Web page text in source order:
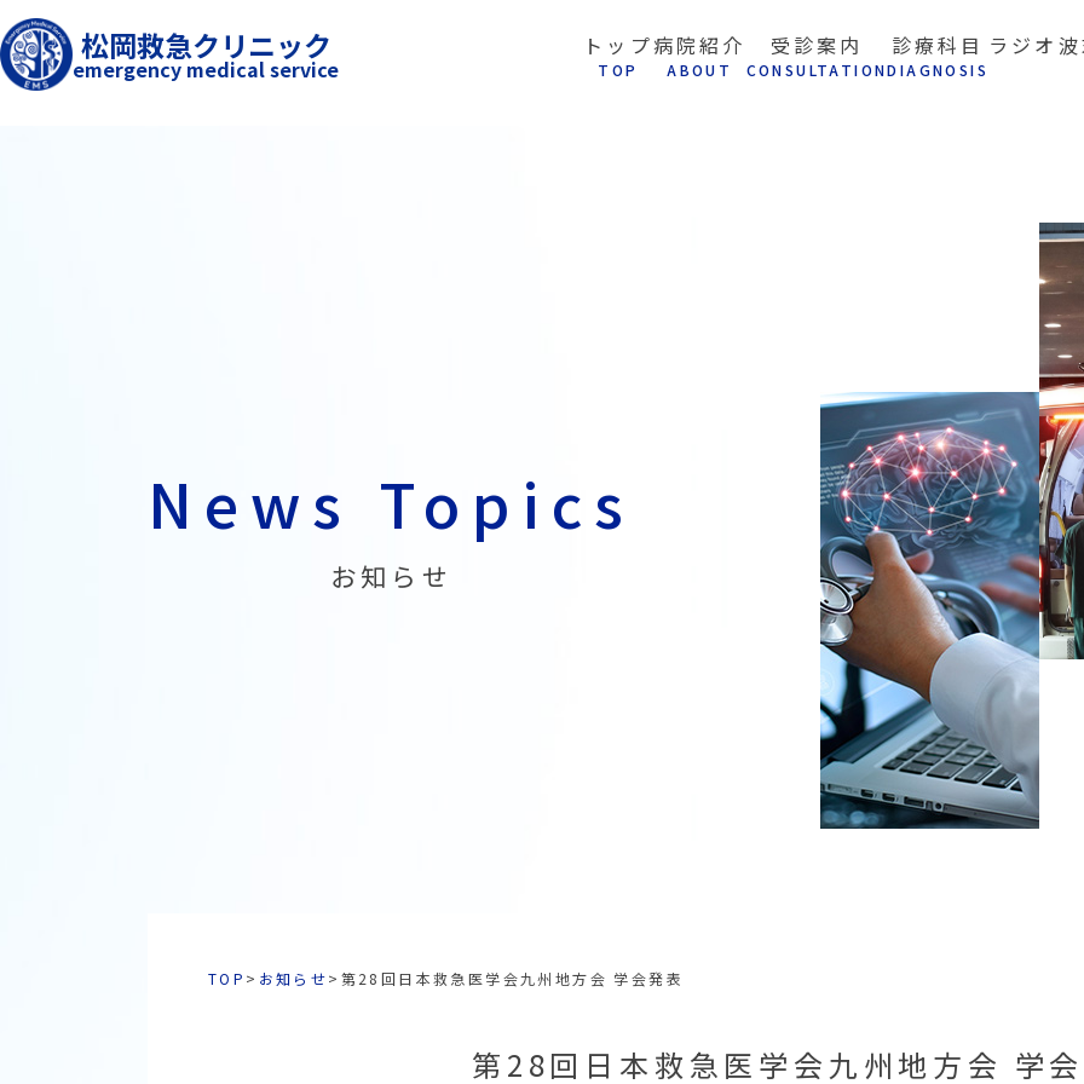
松岡救急クリニック
emergency medical service
トップ
T OP
病院紹介
ABOUT
受診案内
CONSULTATION
診療科目
D IAGNOSIS
ラジオ
News Topics
お知らせ
TOP > お知らせ> 第28回日本救急医学会九州地方会 学会発表
第28回日本救急医学会九州地方会 学